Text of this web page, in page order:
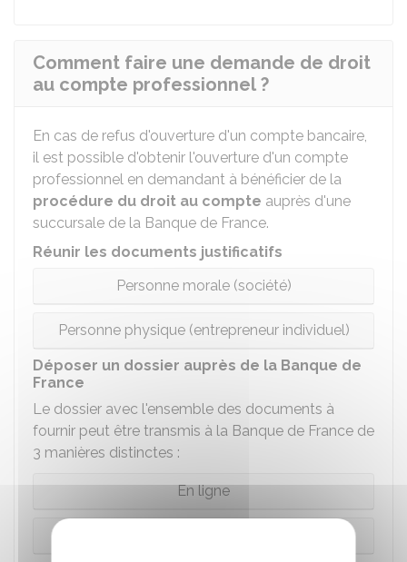
Comment faire une demande de droit
au compte professionnel ?
En cas de refus d'ouverture d'un compte bancaire,
il est possible d'obtenir l'ouverture d'un compte
professionnel en demandant à bénéficier de la
procédure du droit au compte auprès d'une
succursale de la Banque de France.
Réunir les documents justificatifs
Personne morale (société)
Personne physique (entrepreneur individuel)
Déposer un dossier auprès de la Banque de
France
Le dossier avec l'ensemble des documents à
fournir peut être transmis à la Banque de France de
3 manières distinctes :
En ligne